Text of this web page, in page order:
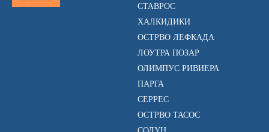
СТАВРОС
ХАЛКИДИКИ
ОСТРВО ЛЕФКАДА
ЛОУТРА ПОЗАР
ОЛИМПУС РИВИЕРА
ПАРГА
СЕРРЕС
ОСТРВО ТАСОС